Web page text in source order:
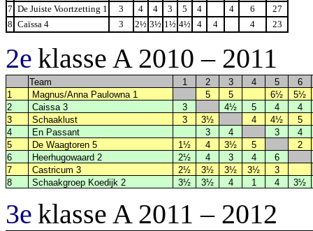
7 De Juiste Voortzetting 1 3 4 4 3 5 4 4 6
27
8 Caïssa 4 3 2½ 3½ 1½ 4½ 4 4 4 23
2e klasse A 2010 – 2011
Team 1 2 3 4 5
6
1
Magnus/Anna Paulowna 1 5 5 6½
5½
2
Caissa 3 3 4½ 5 4
4
3
Schaaklust 3 3½ 4 4½
5
4
En Passant 3 4 3
4
5
De Waagtoren 5 1½ 4 3½ 5
2
6
Heerhugowaard 2 2½ 4 3 4
6
7
Castricum 3 2½ 3½ 3½ 3½
3
8
Schaakgroep Koedijk 2 3½ 3½ 4 1 4 3½
3e klasse A 2011 – 2012